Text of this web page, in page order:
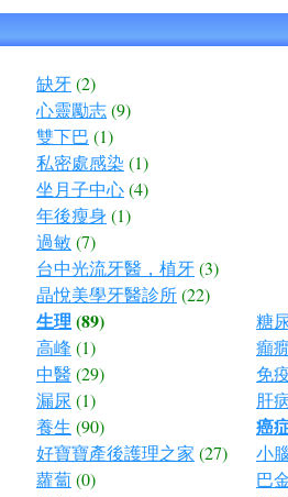
缺牙(2)
心靈勵志(9)
雙下巴 (1)
私密處感染 (1)
坐月子中心(4)
年後瘦身 (1)
過敏 (7)
台中光流牙醫，植牙(3)
晶悅美學牙醫診所(22)
生理 (89)
高峰 (1)
中醫(29)
漏尿 (1)
養生 (90)
好寶寶產後護理之家 (27)
蘿蔔(0)
糖
癲
免
肝
癌
小
巴